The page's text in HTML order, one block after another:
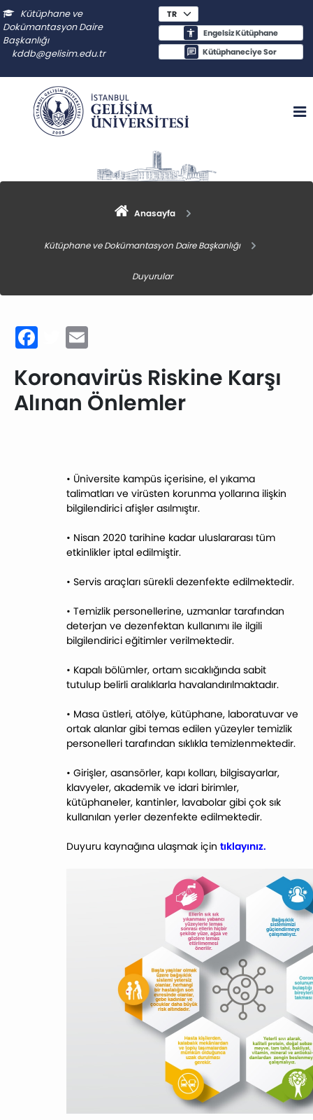
Kütüphane ve
Dokümantasyon Daire
Başkanlığı
kddb@gelisim.edu.tr
Engelsiz Kütüphane
Kütüphaneciye Sor
Anasayfa
Kütüphane ve Dokümantasyon Daire Başkanlığı
Duyurular
Facebook
Twitter
Koronavirüs Riskine Karşı
Alınan Önlemler
• Üniversite kampüs içerisine, el yıkama
talimatları ve virüsten korunma yollarına ilişkin
bilgilendirici afişler asılmıştır.
• Nisan 2020 tarihine kadar uluslararası tüm
etkinlikler iptal edilmiştir.
• Servis araçları sürekli dezenfekte edilmektedir.
• Temizlik personellerine, uzmanlar tarafından
deterjan ve dezenfektan kullanımı ile ilgili
bilgilendirici eğitimler verilmektedir.
• Kapalı bölümler, ortam sıcaklığında sabit
tutulup belirli aralıklarla havalandırılmaktadır.
• Masa üstleri, atölye, kütüphane, laboratuvar ve
ortak alanlar gibi temas edilen yüzeyler temizlik
personelleri tarafından sıklıkla temizlenmektedir.
• Girişler, asansörler, kapı kolları, bilgisayarlar,
klavyeler, akademik ve idari birimler,
kütüphaneler, kantinler, lavabolar gibi çok sık
kullanılan yerler dezenfekte edilmektedir.
Duyuru kaynağına ulaşmak için tıklayınız.